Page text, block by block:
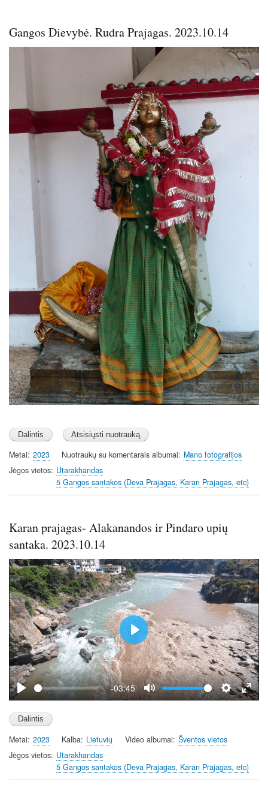
c
r
e
e
n
Gangos Dievybė. Rudra Prajagas. 2023.10.14
Metai 2023 Nuotraukų su komentarais albumai
Mano fotografijos
Jėgos vietos Utarakhandas
5 Gangos santakos (Deva Prajagas, Karan Prajagas, etc)
Karan prajagas- Alakanandos ir Pindaro upių
santaka. 2023.10.14
P
l
a
y
-03:45
M
e
S
t
n
g
E
f
u
P
l
a
y
Metai 2023 Kalba Lietuvių Video albumai Šventos vietos
Jėgos vietos Utarakhandas
5 Gangos santakos (Deva Prajagas, Karan Prajagas, etc)